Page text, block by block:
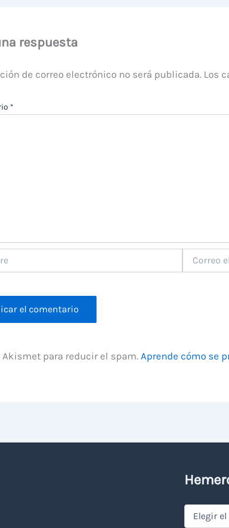
respuesta
de correo electrónico no será publicada. Los
*
electrónico
para reducir el spam. Aprende cómo se
Hemeroteca